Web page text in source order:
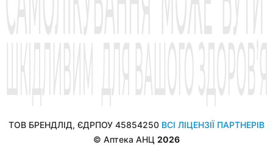
ТОВ БРЕНДЛІД, ЄДРПОУ 45854250 ВСІ ЛІЦЕНЗІЇ ПАРТНЕРІВ
© Аптека АНЦ 2026